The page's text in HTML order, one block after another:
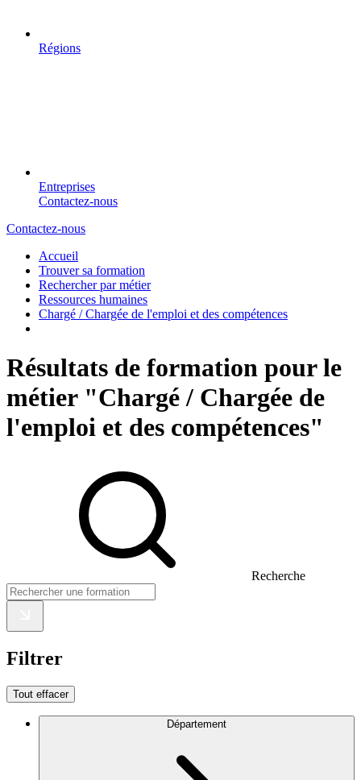
Régions
Entreprises
Contactez-nous
Contactez-nous
Accueil
Trouver sa formation
Rechercher par métier
Ressources humaines
Chargé / Chargée de l'emploi et des compétences
Résultats de formation pour le
métier "Chargé / Chargée de
l'emploi et des compétences"
Recherche
Filtrer
Tout effacer
Département